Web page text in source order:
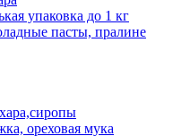
упаковка до 1 кг
пасты, пралине
ореховая мука